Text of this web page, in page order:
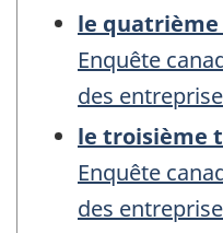
le
Enquête
des
le troisième
Enquête
des